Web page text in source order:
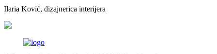
Ilaria Ković, dizajnerica interijera